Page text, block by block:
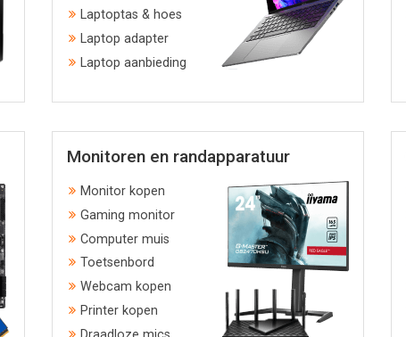
Laptoptas & hoes
Laptop adapter
Laptop aanbieding
Monitoren en randapparatuur
Monitor kopen
Gaming monitor
Computer muis
Toetsenbord
Webcam kopen
Printer kopen